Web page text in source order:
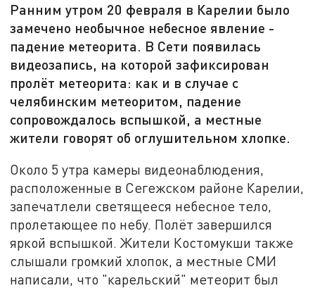
Ранним утром 20 февраля в Карелии было
замечено необычное небесное явление -
падение метеорита. В Сети появилась
видеозапись, на которой зафиксирован
пролёт метеорита: как и в случае с
челябинским метеоритом, падение
сопровождалось вспышкой, а местные
жители говорят об оглушительном хлопке.
Около 5 утра камеры видеонаблюдения,
расположенные в Сегежском районе Карелии,
запечатлели светящееся небесное тело,
пролетающее по небу. Полёт завершился
яркой вспышкой. Жители Костомукши также
слышали громкий хлопок, а местные СМИ
написали, что "карельский" метеорит был